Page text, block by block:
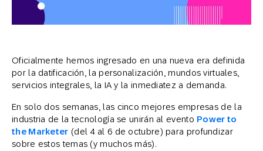
Oficialmente hemos ingresado en una nueva era definida
por la datificación, la personalización, mundos virtuales,
servicios integrales, la IA y la inmediatez a demanda.
En solo dos semanas, las cinco mejores empresas de la
industria de la tecnología se unirán al evento Power to
the Marketer (del 4 al 6 de octubre) para profundizar
sobre estos temas (y muchos más).